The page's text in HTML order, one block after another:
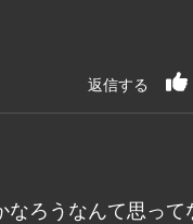
返信する
ろうなんて思って